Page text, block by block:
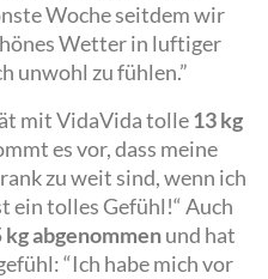
Woche seitdem wir
Wetter in luftiger
unwohl zu fühlen.”
mit VidaVida tolle13 kg
es vor, dass meine
zu weit sind, wenn ich
ein tolles Gefühl!“ Auch
kg abgenommenund hat
“Ich habe mich vor